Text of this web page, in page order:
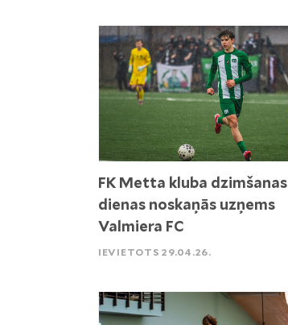
FK Metta kluba dzimšanas
dienas noskaņās uzņems
Valmiera FC
IEVIETOTS 29.04.26.